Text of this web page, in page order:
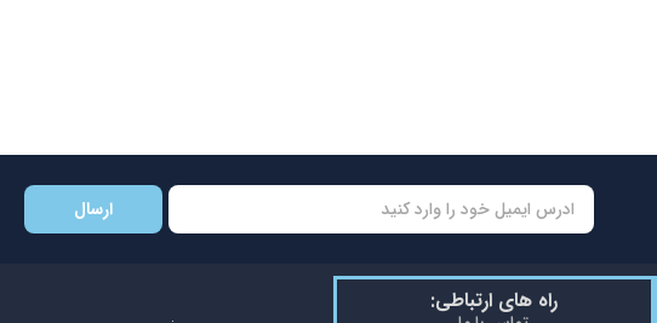
ارسال
راه های ارتباطی: